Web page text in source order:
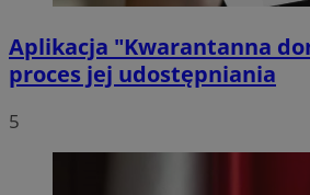
Aplikacja "Kwarantanna
proces jej udostępniania
5